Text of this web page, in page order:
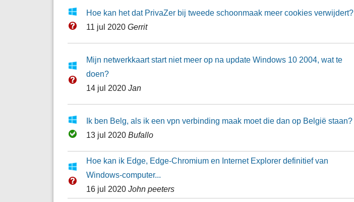
Hoe kan het dat PrivaZer bij tweede schoonmaak meer cookies verwijdert?
11 jul 2020 Gerrit
Mijn netwerkkaart start niet meer op na update Windows 10 2004, wat te
doen?
14 jul 2020 Jan
Ik ben Belg, als ik een vpn verbinding maak moet die dan op België staan?
13 jul 2020 Bufallo
Hoe kan ik Edge, Edge-Chromium en Internet Explorer definitief van
Windows-computer...
16 jul 2020 John peeters